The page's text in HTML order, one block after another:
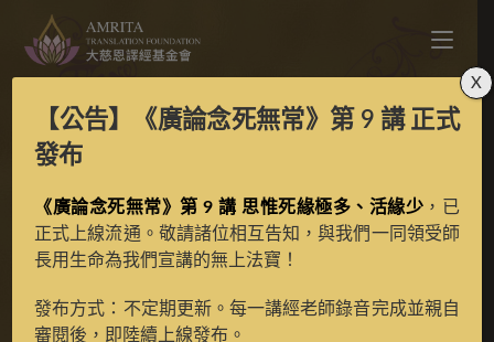
金剛鬘之心要喜金剛十
七尊之主尊彩唐
【公告】 《廣論念死無常》第 9 講正式
發布
《廣論念死無常》第 9 講 思惟死緣極多、活緣少 ，已
正式上線流通。敬請諸位相互告知，與我們一同領受師
長用生命為我們宣講的無上法寶！
發布方式：不定期更新。每一講經老師錄音完成並親自
審閱後，即陸續上線發布。
X